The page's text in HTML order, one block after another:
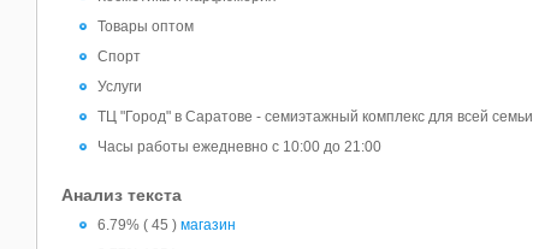
Товары оптом
Спорт
Услуги
ТЦ "Город" в Саратове - семиэтажный комплекс для всей семьи
Часы работы ежедневно с 10:00 до 21:00
Анализ текста
6.79% ( 45 )магазин